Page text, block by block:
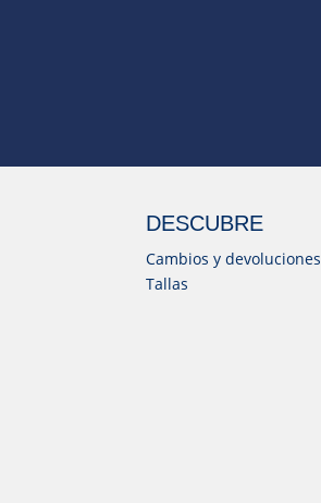
DESCUBRE
Cambios y devoluciones
Tallas